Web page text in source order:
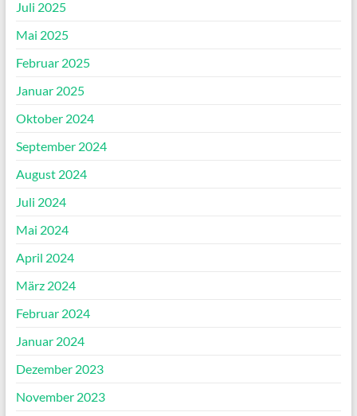
Juli 2025
Mai 2025
Februar 2025
Januar 2025
Oktober 2024
September 2024
August 2024
Juli 2024
Mai 2024
April 2024
März 2024
Februar 2024
Januar 2024
Dezember 2023
November 2023